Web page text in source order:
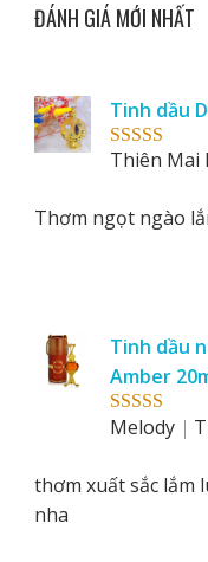
ĐÁNH GIÁ MỚI NHẤT
Rated5 out
Tinh dầu
Thiên Mai
Thơm ngọt ngào
Rated5out
Tinh dầu
Amber
Melody
thơm xuất sắc lắm
nha